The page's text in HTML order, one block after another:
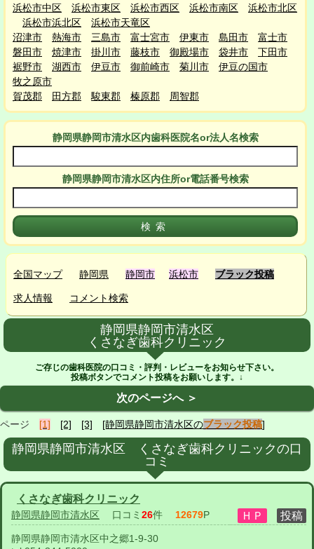
浜松市中区
浜松市東区 浜松市西区 浜松市南区
浜松市北区
浜松市浜北区
浜松市天竜区
沼津市
熱海市 三島市 富士宮市 伊東市 島田市
富士市
磐田市
焼津市 掛川市 藤枝市 御殿場市 袋井市
下田市
裾野市
湖西市 伊豆市 御前崎市 菊川市
伊豆の国市
牧之原市
賀茂郡
田方郡 駿東郡 榛原郡 周智郡
静岡県静岡市清水区内歯科医院名or法人名検索
静岡県静岡市清水区内住所or電話番号検索
全国マップ 静岡県 静岡市 浜松市 ブラック投稿
求人情報 コメント検索
静岡県静岡市清水区
くさなぎ歯科クリニック
ご存じの歯科医院の口コミ・評判・レビューをお知らせ下さい。
投稿ボタンでコメント投稿をお願いします。↓
次のページへ ＞
ページ [1] [2] [3] [静岡県静岡市清水区のブラック投稿]
静岡県静岡市清水区 くさなぎ歯科クリニックの口
コミ
くさなぎ歯科クリニック
静岡県静岡市清水区 口コミ 26件 12679P
静岡県静岡市清水区中之郷1-9-30